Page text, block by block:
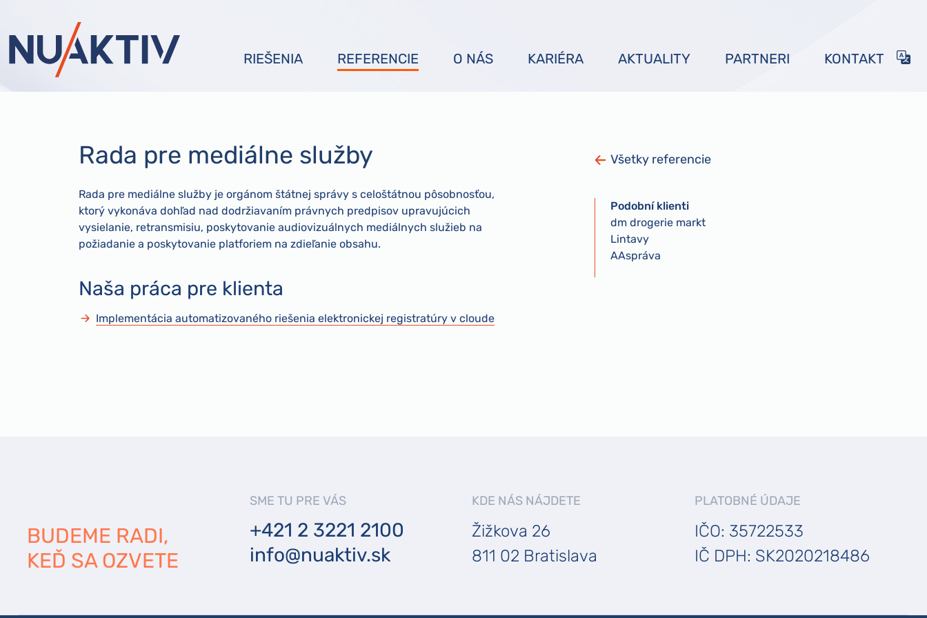
RIEŠENIA REFERENCIE O NÁS KARIÉRA AKTUALITY PARTNERI KONTAKT
Rada pre mediálne služby
Rada pre mediálne služby je orgánom štátnej správy s celoštátnou pôsobnosťou,
ktorý vykonáva dohľad nad dodržiavaním právnych predpisov upravujúcich
vysielanie, retransmisiu, poskytovanie audiovizuálnych mediálnych služieb na
požiadanie a poskytovanie platforiem na zdieľanie obsahu.
Naša práca pre klienta
Implementácia automatizovaného riešenia elektronickej registratúry v cloude
Všetky referencie
Podobní klienti
dm drogerie markt
Lintavy
AAspráva
BUDEME RADI,
KEĎ SA OZVETE
SME TU PRE VÁS
+421 2 3221 2100
info@nuaktiv.sk
KDE NÁS NÁJDETE
Žižkova 26
811 02 Bratislava
PLATOBNÉ ÚDAJE
IČO: 35722533
IČ DPH: SK2020218486